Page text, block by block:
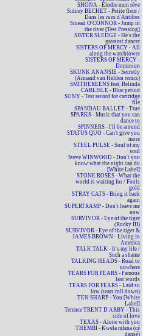
SHONA - Elodie mon rêve
Sidney BECHET - Petite fleur /
Dans les rues d'Antibes
Sinead O'CONNOR - Jump in
the river [Test Pressing]
SISTER SLEDGE - He's the
greatest dancer
SISTERS OF MERCY - All
along the watchtower
SISTERS OF MERCY -
Dominion
SKUNK ANANSIE - Secretly
(Armand van Helden remix)
SMITHEREENS feat. Belinda
CARLISLE - Blue period
SONY - Test record for cartridge
file
SPANDAU BALLET - True
SPARKS - Music that you can
dance to
SPINNERS - I'll be around
STATUS QUO - Can't give you
more
STEEL PULSE - Soul of my
soul
Steve WINWOOD - Don't you
know what the night can do
[White Label]
STONE ROSES - What the
world is waiting for / Fools
gold
STRAY CATS - Bring it back
again
SUPERTRAMP - Don't leave me
now
SURVIVOR - Eye of the tiger
(Rocky III)
SURVIVOR - Eye of the tiger &
JAMES BROWN - Living in
America
TALK TALK - It's my life /
Such a shame
TALKING HEADS - Road to
nowhere
TEARS FOR FEARS - Famous
last words
TEARS FOR FEARS - Laid so
low (tears roll down)
TEN SHARP - You [White
Label]
Terence TRENT D'ARBY - This
side of love
TEXAS - Alone with you
THEMBI - Kwela mfana (cé
dansé)